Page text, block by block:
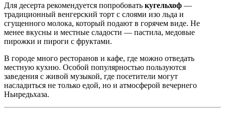
Для десерта рекомендуется попробовать кугельхоф —
традиционный венгерский торт с слоями изо льда и
сгущенного молока, который подают в горячем виде. Не
менее вкусны и местные сладости — пастила, медовые
пирожки и пироги с фруктами.
В городе много ресторанов и кафе, где можно отведать
местную кухню. Особой популярностью пользуются
заведения с живой музыкой, где посетители могут
насладиться не только едой, но и атмосферой вечернего
Ньиредьхаза.